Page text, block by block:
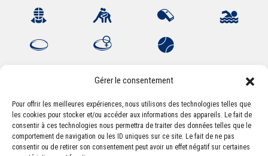
Gérer le consentement
Pour offrir les meilleures expériences, nous utilisons des technologies telles que
les cookies pour stocker et/ou accéder aux informations des appareils. Le fait de
consentir à ces technologies nous permettra de traiter des données telles que le
comportement de navigation ou les ID uniques sur ce site. Le fait de ne pas
consentir ou de retirer son consentement peut avoir un effet négatif sur certaines
Association Sportive Montferrandaise
84, boulevard Léon Jouhaux
CS 80221 - 63021 Clermont-Ferrand Cedex 2